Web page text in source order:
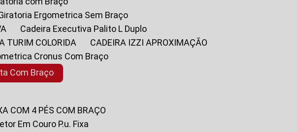
Ergometrica Sem Braço
Cadeira Executiva Palito L Duplo
TURIM COLORIDA
CADEIRA IZZI APROXIMAÇÃO
Cronus Com Braço
Com Braço
COM 4 PÉS COM BRAÇO
Em Couro P.u. Fixa